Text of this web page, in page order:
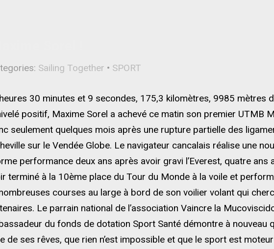
Sailing Together • SPORT
30 minutes et 9 secondes, 175,3 kilomètres, 9985 mètres
positif, Maxime Sorel a achevé ce matin son premier UTMB
seulement quelques mois après une rupture partielle des
sur le Vendée Globe. Le navigateur cancalais réalise une
performance deux ans après avoir gravi l’Everest, quatre ans
terminé à la 10ème place du Tour du Monde à la voile et
courses au large à bord de son voilier volant qui
Le parrain national de l’association Vaincre la
du fonds de dotation Sport Santé démontre à nouveau
de ses rêves, que rien n’est impossible et que le sport est